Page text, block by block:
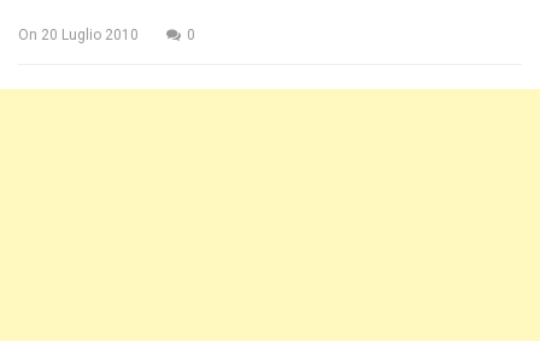
On 20 Luglio 2010 0